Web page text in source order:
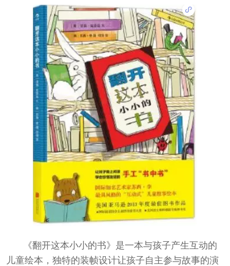
《翻开这本小小的书》是一本与孩子产生互动的
儿童绘本，独特的装帧设计让孩子自主参与故事的演